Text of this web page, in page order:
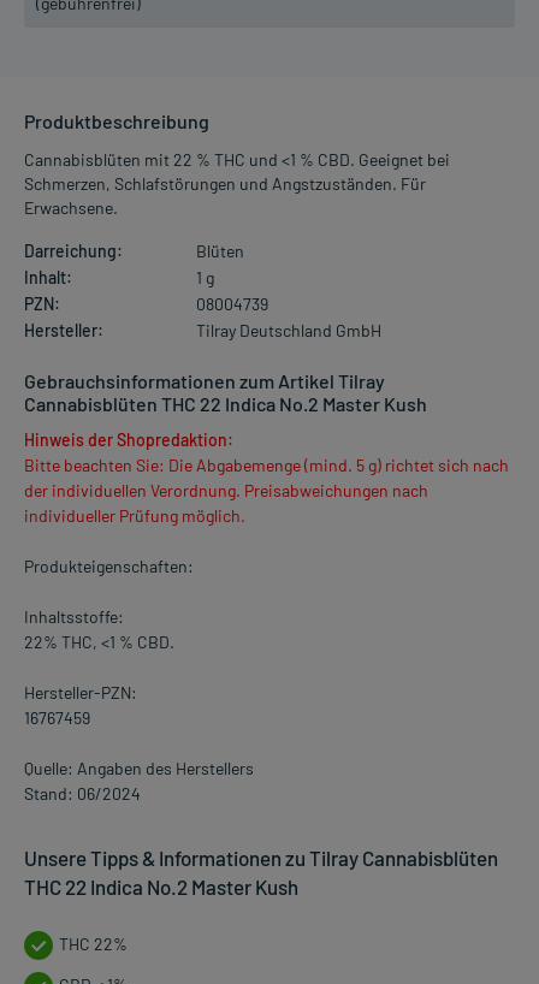
Produktbeschreibung
Cannabisblüten mit 22 % THC und <1 % CBD. Geeignet bei
Schmerzen, Schlafstörungen und Angstzuständen. Für
Erwachsene.
Darreichung:
Blüten
Inhalt:
1 g
PZN:
08004739
Hersteller:
Tilray Deutschland GmbH
Gebrauchsinformationen zum Artikel Tilray
Cannabisblüten THC 22 Indica No.2 Master Kush
Hinweis der Shopredaktion:
Bitte beachten Sie: Die Abgabemenge (mind. 5 g) richtet sich nach
der individuellen Verordnung. Preisabweichungen nach
individueller Prüfung möglich.
Produkteigenschaften:
Inhaltsstoffe:
22% THC, <1 % CBD.
Hersteller-PZN:
16767459
Quelle: Angaben des Herstellers
Stand: 06/2024
Unsere Tipps & Informationen zu Tilray Cannabisblüten
THC 22 Indica No.2 Master Kush
THC 22%